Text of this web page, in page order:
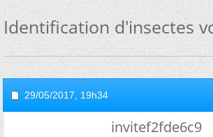
Identification d'insectes
29/05/2017, 19h34
invitef2fde6c9